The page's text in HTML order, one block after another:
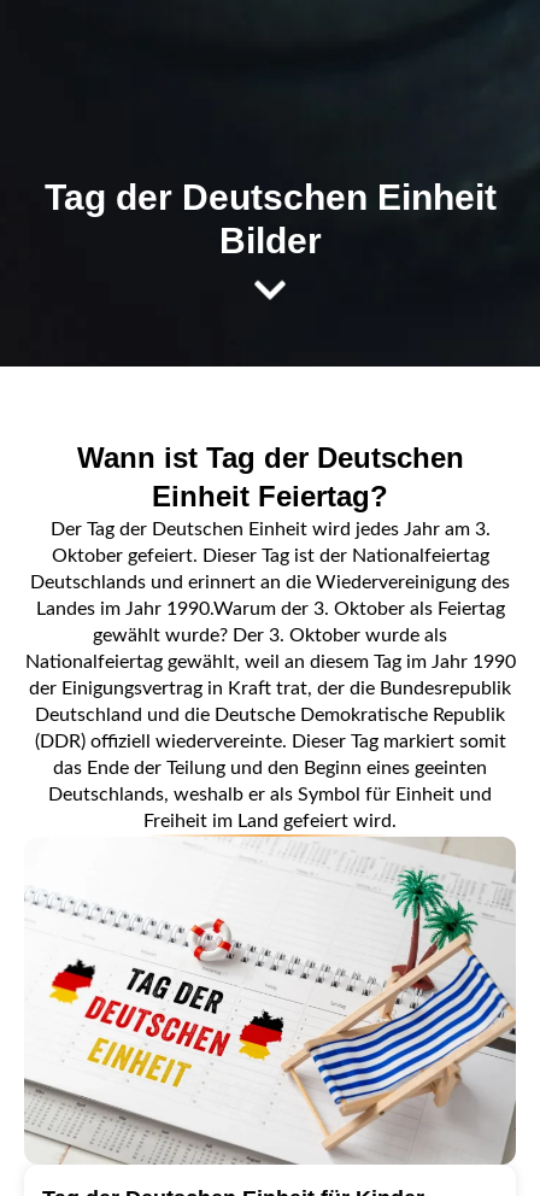
Tag der Deutschen Einheit
Bilder
Wann ist Tag der Deutschen
Einheit Feiertag?
Der Tag der Deutschen Einheit wird jedes Jahr am 3.
Oktober gefeiert. Dieser Tag ist der Nationalfeiertag
Deutschlands und erinnert an die Wiedervereinigung des
Landes im Jahr 1990.Warum der 3. Oktober als Feiertag
gewählt wurde? Der 3. Oktober wurde als
Nationalfeiertag gewählt, weil an diesem Tag im Jahr 1990
der Einigungsvertrag in Kraft trat, der die Bundesrepublik
Deutschland und die Deutsche Demokratische Republik
(DDR) offiziell wiedervereinte. Dieser Tag markiert somit
das Ende der Teilung und den Beginn eines geeinten
Deutschlands, weshalb er als Symbol für Einheit und
Freiheit im Land gefeiert wird.